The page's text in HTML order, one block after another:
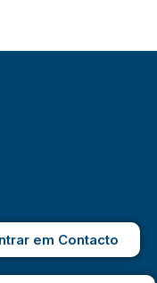
em Contacto